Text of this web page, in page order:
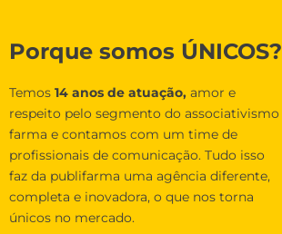
Porque somos ÚNICOS?
Temos 14 anos de atuação, amor e
respeito pelo segmento do associativismo
farma e contamos com um time de
profissionais de comunicação. Tudo isso
faz da publifarma uma agência diferente,
completa e inovadora, o que nos torna
únicos no mercado.